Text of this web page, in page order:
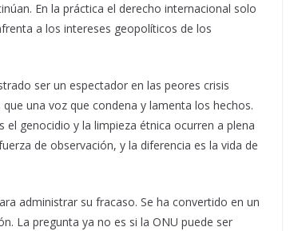
En la práctica el derecho internacional solo
a los intereses geopolíticos de los
ser un espectador en las peores crisis
una voz que condena y lamenta los hechos.
genocidio y la limpieza étnica ocurren a plena
de observación, y la diferencia es la vida de
administrar su fracaso. Se ha convertido en un
La pregunta ya no es si la ONU puede ser